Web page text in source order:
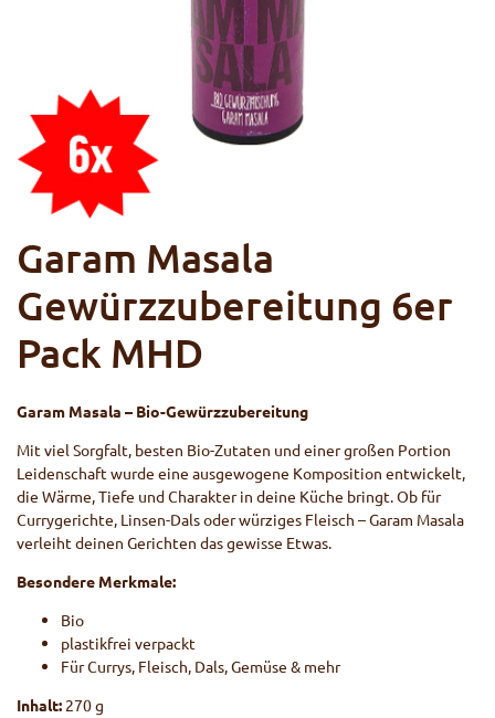
Garam Masala
Gewürzzubereitung 6er
Pack MHD
Garam Masala – Bio-Gewürzzubereitung
Mit viel Sorgfalt, besten Bio-Zutaten und einer großen Portion
Leidenschaft wurde eine ausgewogene Komposition entwickelt,
die Wärme, Tiefe und Charakter in deine Küche bringt. Ob für
Currygerichte, Linsen-Dals oder würziges Fleisch – Garam Masala
verleiht deinen Gerichten das gewisse Etwas.
Besondere Merkmale:
Bio
plastikfrei verpackt
Für Currys, Fleisch, Dals, Gemüse & mehr
Inhalt: 270 g